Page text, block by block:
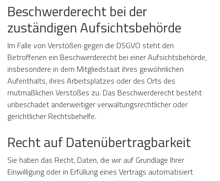
Beschwerde­recht bei der
zuständigen Aufsichts­behörde
Im Falle von Verstößen gegen die DSGVO steht den
Betroffenen ein Beschwerderecht bei einer Aufsichtsbehörde,
insbesondere in dem Mitgliedstaat ihres gewöhnlichen
Aufenthalts, ihres Arbeitsplatzes oder des Orts des
mutmaßlichen Verstoßes zu. Das Beschwerderecht besteht
unbeschadet anderweitiger verwaltungsrechtlicher oder
gerichtlicher Rechtsbehelfe.
Recht auf Daten­übertrag­barkeit
Sie haben das Recht, Daten, die wir auf Grundlage Ihrer
Einwilligung oder in Erfüllung eines Vertrags automatisiert